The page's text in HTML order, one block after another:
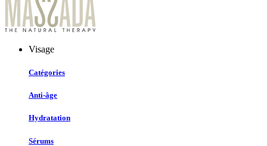
Visage
Catégories
Anti-âge
Hydratation
Sérums